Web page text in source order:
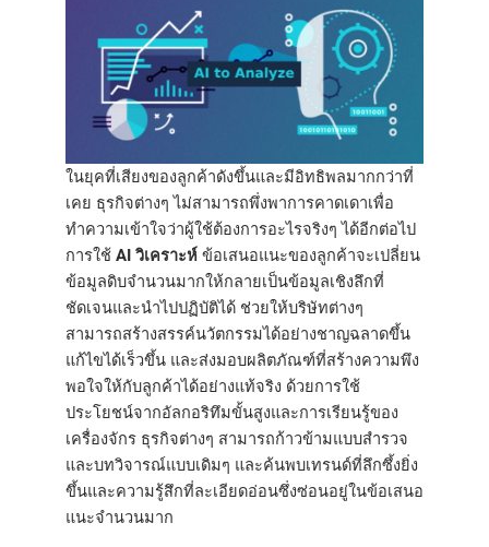
ในยุคที่เสียงของลูกค้าดังขึ้นและมีอิทธิพลมากกว่าที่
เคย ธุรกิจต่างๆ ไม่สามารถพึ่งพาการคาดเดาเพื่อ
ทำความเข้าใจว่าผู้ใช้ต้องการอะไรจริงๆ ได้อีกต่อไป
การใช้ AI วิเคราะห์ ข้อเสนอแนะของลูกค้าจะเปลี่ยน
ข้อมูลดิบจำนวนมากให้กลายเป็นข้อมูลเชิงลึกที่
ชัดเจนและนำไปปฏิบัติได้ ช่วยให้บริษัทต่างๆ
สามารถสร้างสรรค์นวัตกรรมได้อย่างชาญฉลาดขึ้น
แก้ไขได้เร็วขึ้น และส่งมอบผลิตภัณฑ์ที่สร้างความพึง
พอใจให้กับลูกค้าได้อย่างแท้จริง ด้วยการใช้
ประโยชน์จากอัลกอริทึมขั้นสูงและการเรียนรู้ของ
เครื่องจักร ธุรกิจต่างๆ สามารถก้าวข้ามแบบสำรวจ
และบทวิจารณ์แบบเดิมๆ และค้นพบเทรนด์ที่ลึกซึ้งยิ่ง
ขึ้นและความรู้สึกที่ละเอียดอ่อนซึ่งซ่อนอยู่ในข้อเสนอ
แนะจำนวนมาก